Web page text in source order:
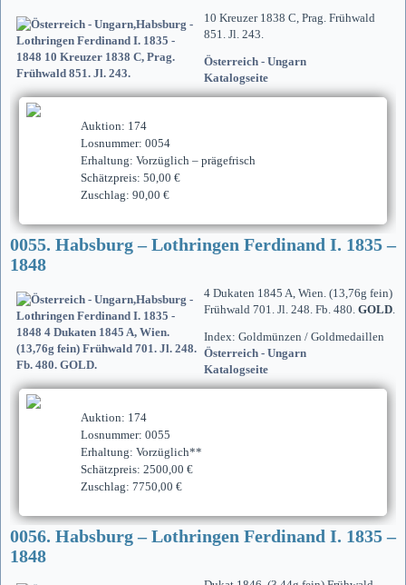
10 Kreuzer 1838 C, Prag. Frühwald
851. Jl. 243.
Österreich - Ungarn
Katalogseite
Auktion: 174
Losnummer: 0054
Erhaltung: Vorzüglich – prägefrisch
Schätzpreis: 50,00 €
Zuschlag: 90,00 €
0055. Habsburg – Lothringen Ferdinand I. 1835 –
1848
4 Dukaten 1845 A, Wien. (13,76g fein)
Frühwald 701. Jl. 248. Fb. 480. GOLD.
Index: Goldmünzen / Goldmedaillen
Österreich - Ungarn
Katalogseite
Auktion: 174
Losnummer: 0055
Erhaltung: Vorzüglich**
Schätzpreis: 2500,00 €
Zuschlag: 7750,00 €
0056. Habsburg – Lothringen Ferdinand I. 1835 –
1848